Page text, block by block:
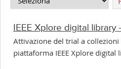
IEEE Xplore digital library
Attivazione del trial a
piattaforma IEEE Xplore digital